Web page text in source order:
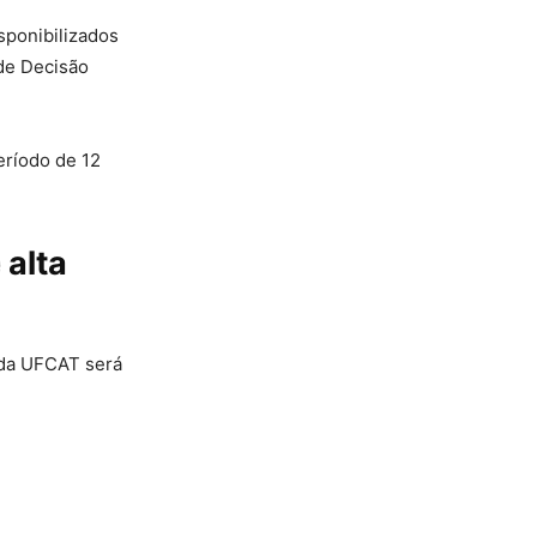
Decisão
de 12
alta
UFCAT será